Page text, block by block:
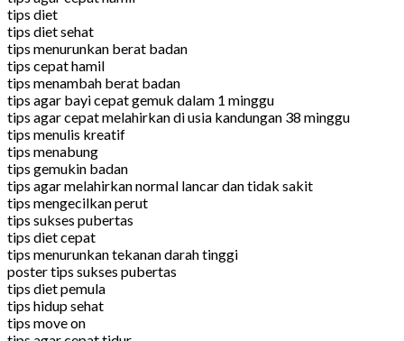
tips diet
tips diet sehat
tips menurunkan berat badan
tips cepat hamil
tips menambah berat badan
tips agar bayi cepat gemuk dalam 1 minggu
tips agar cepat melahirkan di usia kandungan 38 minggu
tips menulis kreatif
tips menabung
tips gemukin badan
tips agar melahirkan normal lancar dan tidak sakit
tips mengecilkan perut
tips sukses pubertas
tips diet cepat
tips menurunkan tekanan darah tinggi
poster tips sukses pubertas
tips diet pemula
tips hidup sehat
tips move on